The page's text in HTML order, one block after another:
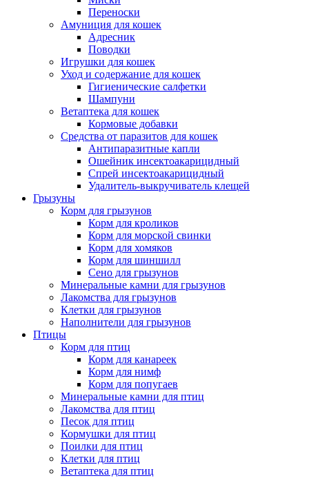
Переноски
Амуниция для кошек
Адресник
Поводки
Игрушки для кошек
Уход и содержание для кошек
Гигиенические салфетки
Шампуни
Ветаптека для кошек
Кормовые добавки
Средства от паразитов для кошек
Антипаразитные капли
Ошейник инсектоакарицидный
Спрей инсектоакарицидный
Удалитель-выкручиватель клещей
Грызуны
Корм для грызунов
Корм для кроликов
Корм для морской свинки
Корм для хомяков
Корм для шиншилл
Сено для грызунов
Минеральные камни для грызунов
Лакомства для грызунов
Клетки для грызунов
Наполнители для грызунов
Птицы
Корм для птиц
Корм для канареек
Корм для нимф
Корм для попугаев
Минеральные камни для птиц
Лакомства для птиц
Песок для птиц
Кормушки для птиц
Поилки для птиц
Клетки для птиц
Ветаптека для птиц